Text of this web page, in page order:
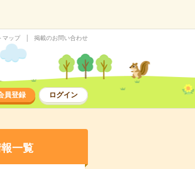
マップ 掲載のお問い合わせ
員登録 ログイン
一覧